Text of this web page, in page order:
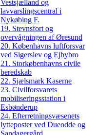
Vestsjælland og
lavvarslingscentral i
Nykøbing F.
19. Stevnsfort og
overvågningen af Øresund
20. Københavns luftforsvar
ved Sigerslev og Ejbybro
21. Storkøbenhavns civile
beredskab
22. Sjælsmark Kaserne
23. Civilforsvarets
mobiliseringsstation i
Esbønderup
24. Efterretningsvæsenets
lytteposter ved Dueodde og
Sandagergård